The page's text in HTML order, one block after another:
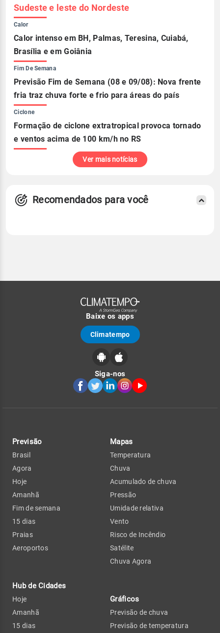
Sudeste e leste do Nordeste
Calor
Calor intenso em BH, Palmas, Teresina, Cuiabá,
Brasília e em Goiânia
Fim De Semana
Previsão Fim de Semana (08 e 09/08): Nova frente
fria traz chuva forte e frio para áreas do país
Ciclone
Formação de ciclone extratropical provoca tornado
e ventos acima de 100 km/h no RS
Ver mais notícias
Recomendados para você
Baixe os apps
Climatempo
Siga-nos
Previsão
Brasil
Agora
Hoje
Amanhã
Fim de semana
15 dias
Praias
Aeroportos
Hub de Cidades
Hoje
Amanhã
15 dias
Mapas
Temperatura
Chuva
Acumulado de chuva
Pressão
Umidade relativa
Vento
Risco de Incêndio
Satélite
Chuva Agora
Gráficos
Previsão de chuva
Previsão de temperatura